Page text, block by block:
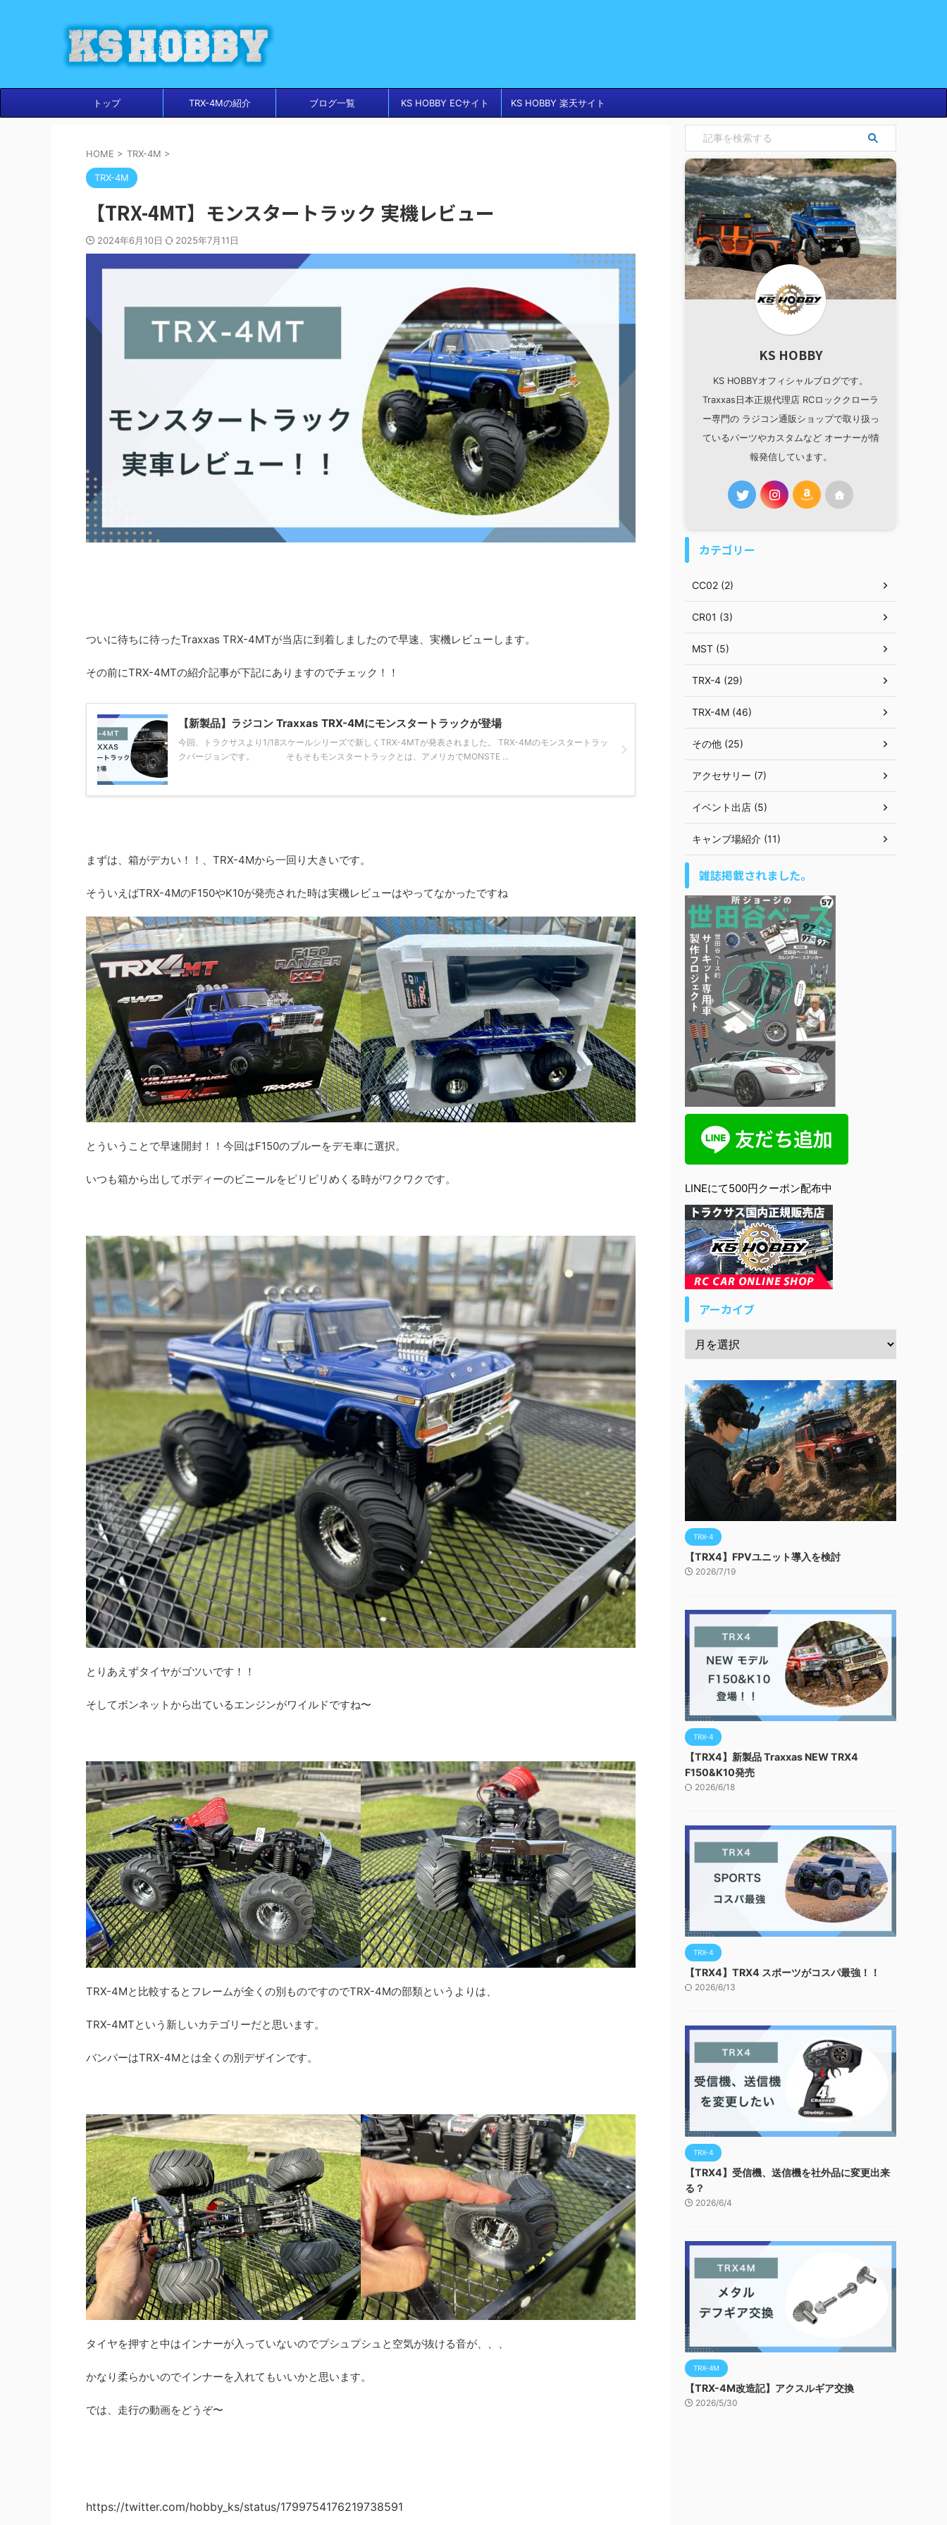
トップ TRX-4Mの紹介 ブログ一覧 KS HOBBY ECサイト KS HOBBY 楽天サイト
HOME > TRX-4M >
TRX-4M
【TRX-4MT】モンスタートラック 実機レビュー
2024年6月10日 2025年7月11日
ついに待ちに待ったTraxxas TRX-4MTが当店に到着しましたので早速、実機レビューします。
その前にTRX-4MTの紹介記事が下記にありますのでチェック！！
【新製品】ラジコン Traxxas TRX-4Mにモンスタートラックが登場
今回、トラクサスより1/18スケールシリーズで新しくTRX-4MTが発表されました。 TRX-4Mのモンスタートラッ
クバージョンです。 そもそもモンスタートラックとは、アメリカでMONSTE ...
まずは、箱がデカい！！、TRX-4Mから一回り大きいです。
そういえばTRX-4MのF150やK10が発売された時は実機レビューはやってなかったですね
とういうことで早速開封！！今回はF150のブルーをデモ車に選択。
いつも箱から出してボディーのビニールをピリピリめくる時がワクワクです。
とりあえずタイヤがゴツいです！！
そしてボンネットから出ているエンジンがワイルドですね〜
TRX-4Mと比較するとフレームが全くの別ものですのでTRX-4Mの部類というよりは、
TRX-4MTという新しいカテゴリーだと思います。
バンパーはTRX-4Mとは全くの別デザインです。
タイヤを押すと中はインナーが入っていないのでプシュプシュと空気が抜ける音が、、、
かなり柔らかいのでインナーを入れてもいいかと思います。
では、走行の動画をどうぞ〜
https://twitter.com/hobby_ks/status/1799754176219738591
KS HOBBY
KS HOBBYオフィシャルブログです。
Traxxas日本正規代理店 RCロッククローラ
ー専門の ラジコン通販ショップで取り扱っ
ているパーツやカスタムなど オーナーが情
報発信しています。
カテゴリー
CC02 (2)
CR01 (3)
MST (5)
TRX-4 (29)
TRX-4M (46)
その他 (25)
アクセサリー (7)
イベント出店 (5)
キャンブ場紹介 (11)
雑誌掲載されました。
LINEにて500円クーポン配布中
アーカイブ
TRX-4
【TRX4】FPVユニット導入を検討
2026/7/19
TRX-4
【TRX4】新製品 Traxxas NEW TRX4
F150&K10発売
2026/6/18
TRX-4
【TRX4】TRX4 スポーツがコスパ最強！！
2026/6/13
TRX-4
【TRX4】受信機、送信機を社外品に変更出来
る？
2026/6/4
TRX-4M
【TRX-4M改造記】アクスルギア交換
2026/5/30